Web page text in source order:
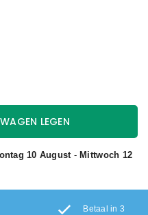
LEGEN
10 August- Mittwoch 12
Betaal in 3